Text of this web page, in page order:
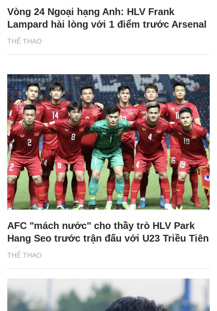
THỂ THAO
Vòng 24 Ngoại hạng Anh: HLV Frank
Lampard hài lòng với 1 điểm trước Arsenal
THỂ THAO
AFC "mách nước" cho thầy trò HLV Park
Hang Seo trước trận đấu với U23 Triều Tiên